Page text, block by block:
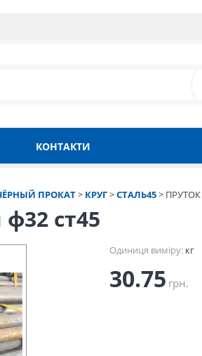
КОНТАКТИ
ПРОКАТ> КРУГ>СТАЛЬ45>
ст45
Одиниця виміру:кг
30.75 грн.